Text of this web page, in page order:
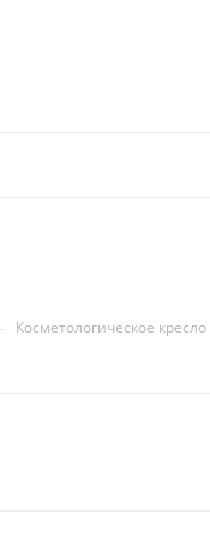
Косметологическое